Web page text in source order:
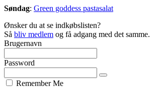
Søndag: Green goddess pastasalat
Ønsker du at se indkøbslisten?
Så bliv medlem og få adgang med det samme.
Brugernavn
Password
Remember Me